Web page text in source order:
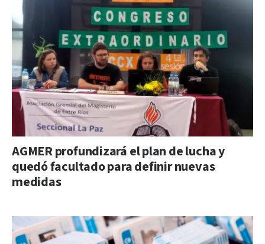
AGMER profundizará el plan de lucha y
quedó facultado para definir nuevas
medidas